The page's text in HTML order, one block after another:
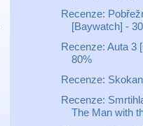
Recenze:
[Baywatch] -
Recenze: Auta 3
80%
Recenze:
Recenze:
The Man with